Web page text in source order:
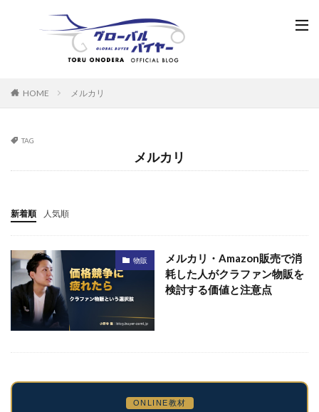
HOME メルカリ
TAG
メルカリ
新着順 人気順
物販
メルカリ・Amazon販売で消
耗した人がクラファン物販を
検討する価値と注意点
ONLINE教材